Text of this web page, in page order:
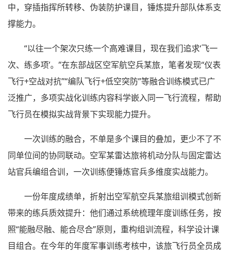
中，穿插指挥所转移、伪装防护课目，锤炼提升部队体系支
撑能力。
“以往一个架次只练一个高难课目，现在我们追求‘飞一
次、练多项’。”在东部战区空军航空兵某旅，笔者发现“仪表
飞行+空战对抗”“编队飞行+低空突防”等融合训练模式已广
泛推广，多项实战化训练内容科学嵌入同一飞行流程，帮助
飞行员在模拟实战背景下实现能力提升。
一次训练的融合，不单是多个课目的叠加，更少不了不
同单位间的协同联动。空军某雷达旅将机动分队与固定雷达
站官兵编组合训，一次训练便锤炼官兵多维度实战能力。
一份年度成绩单，折射出空军航空兵某旅组训模式创新
带来的练兵质效提升：他们通过系统梳理年度训练任务，按
照“能融尽融、能合尽合”原则，重构组训流程，科学设计课
目组合。在今年的年度军事训练考核中，该旅飞行员全员成